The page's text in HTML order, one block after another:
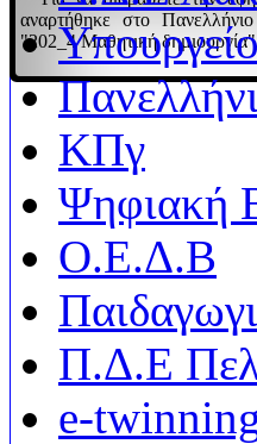
αναρτήθηκε στο
"202_4 Μαθητική
ΚΠγ
Ψηφιακή
Ο.Ε.Δ.Β
Π.Δ.Ε
e-